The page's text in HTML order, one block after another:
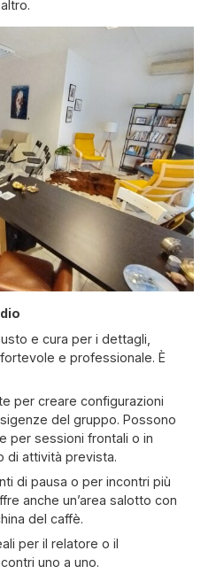
e cura per i dettagli,
e professionale. È
per creare configurazioni
del gruppo. Possono
per sessioni frontali o in
di attività prevista.
di pausa o per incontri più
anche un’area salotto con
del caffè.
per il relatore o il
uno a uno.